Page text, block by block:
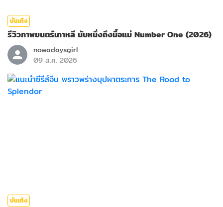
บันเทิง
รีวิวภาพยนตร์เกาหลี นับหนึ่งถึงมื้อแม่ Number One (2026)
nowadaysgirl
09 ส.ค. 2026
บันเทิง